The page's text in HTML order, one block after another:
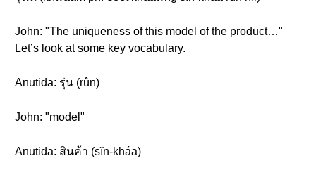
John: "The uniqueness of this model of the product…"
Let’s look at some key vocabulary.
Anutida: รุ่น (rûn)
John: "model"
Anutida: สินค้า (sĭn-kháa)